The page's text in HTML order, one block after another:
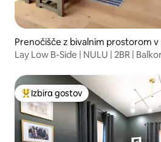
Prenočišče z bivalnim prostorom
i trg
Lay Low B-Side | NULU | 2BR |
Najbolj priljubljena prenočišča z
Izbira gostov